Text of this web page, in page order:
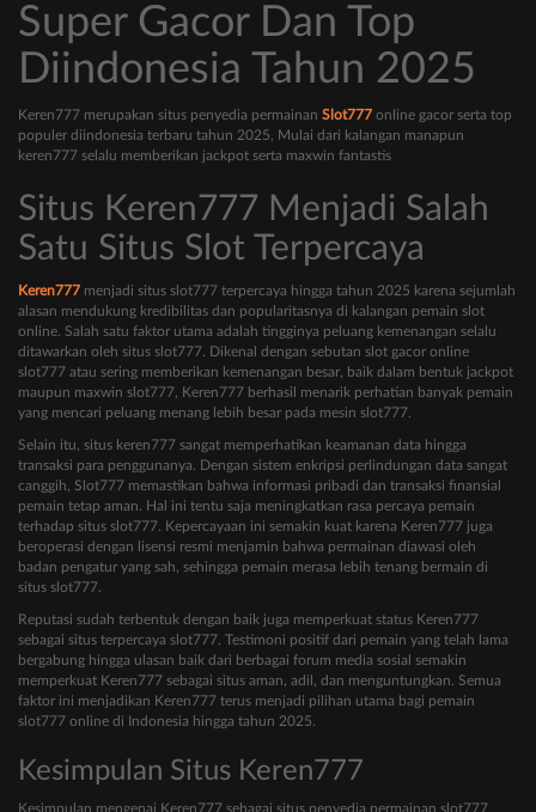
Super Gacor Dan Top
Diindonesia Tahun 2025
Keren777 merupakan situs penyedia permainan Slot777 online gacor serta top
populer diindonesia terbaru tahun 2025, Mulai dari kalangan manapun
keren777 selalu memberikan jackpot serta maxwin fantastis
Situs Keren777 Menjadi Salah
Satu Situs Slot Terpercaya
Keren777 menjadi situs slot777 terpercaya hingga tahun 2025 karena sejumlah
alasan mendukung kredibilitas dan popularitasnya di kalangan pemain slot
online. Salah satu faktor utama adalah tingginya peluang kemenangan selalu
ditawarkan oleh situs slot777. Dikenal dengan sebutan slot gacor online
slot777 atau sering memberikan kemenangan besar, baik dalam bentuk jackpot
maupun maxwin slot777, Keren777 berhasil menarik perhatian banyak pemain
yang mencari peluang menang lebih besar pada mesin slot777.
Selain itu, situs keren777 sangat memperhatikan keamanan data hingga
transaksi para penggunanya. Dengan sistem enkripsi perlindungan data sangat
canggih, Slot777 memastikan bahwa informasi pribadi dan transaksi finansial
pemain tetap aman. Hal ini tentu saja meningkatkan rasa percaya pemain
terhadap situs slot777. Kepercayaan ini semakin kuat karena Keren777 juga
beroperasi dengan lisensi resmi menjamin bahwa permainan diawasi oleh
badan pengatur yang sah, sehingga pemain merasa lebih tenang bermain di
situs slot777.
Reputasi sudah terbentuk dengan baik juga memperkuat status Keren777
sebagai situs terpercaya slot777. Testimoni positif dari pemain yang telah lama
bergabung hingga ulasan baik dari berbagai forum media sosial semakin
memperkuat Keren777 sebagai situs aman, adil, dan menguntungkan. Semua
faktor ini menjadikan Keren777 terus menjadi pilihan utama bagi pemain
slot777 online di Indonesia hingga tahun 2025.
Kesimpulan Situs Keren777
Kesimpulan mengenai Keren777 sebagai situs penyedia permainan slot777